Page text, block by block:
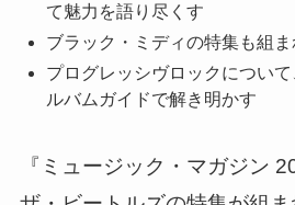
て魅力を語り尽くす
ブラック・ミディの特集も組ま
プログレッシヴロックについ
ルバムガイドで解き明かす
『ミュージック・マガジン